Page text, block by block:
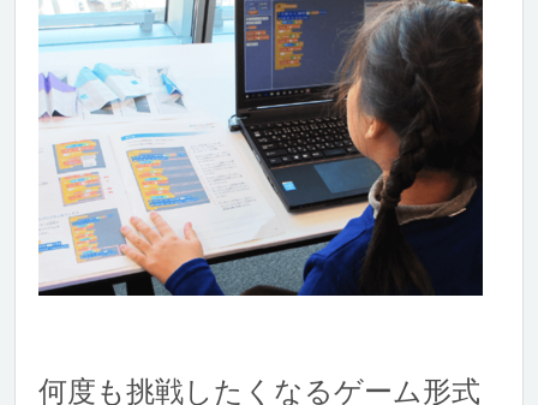
何度も挑戦したくなるゲーム形式